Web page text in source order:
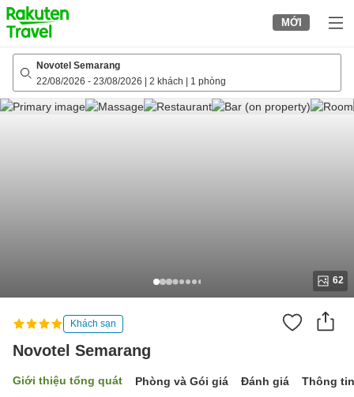
to
top
page
MỚI
Novotel Semarang
22/08/2026 - 23/08/2026 2 khách 1 phòng
62
Khách sạn
Novotel Semarang
Giới thiệu tổng quát Phòng và Gói giá Đánh giá Thông